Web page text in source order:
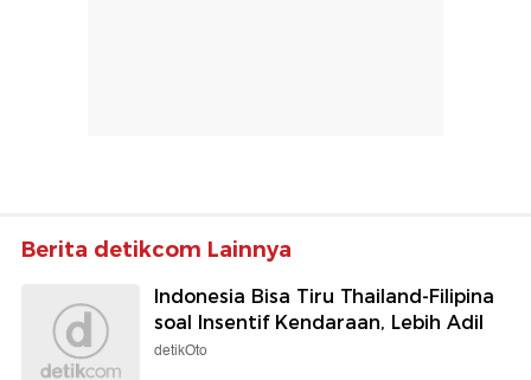
Berita detikcom Lainnya
Indonesia Bisa Tiru Thailand-Filipina
soal Insentif Kendaraan, Lebih Adil
detikOto